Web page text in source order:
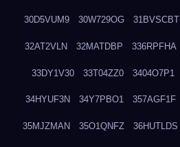
30D5VUM9 30W729OG 31BVSCBT
32AT2VLN 32MATDBP 336RPFHA
33DY1V30 33T04ZZ0 3404O7P1
34HYUF3N 34Y7PBO1 357AGF1F
35MJZMAN 35O1QNFZ 36HUTLDS